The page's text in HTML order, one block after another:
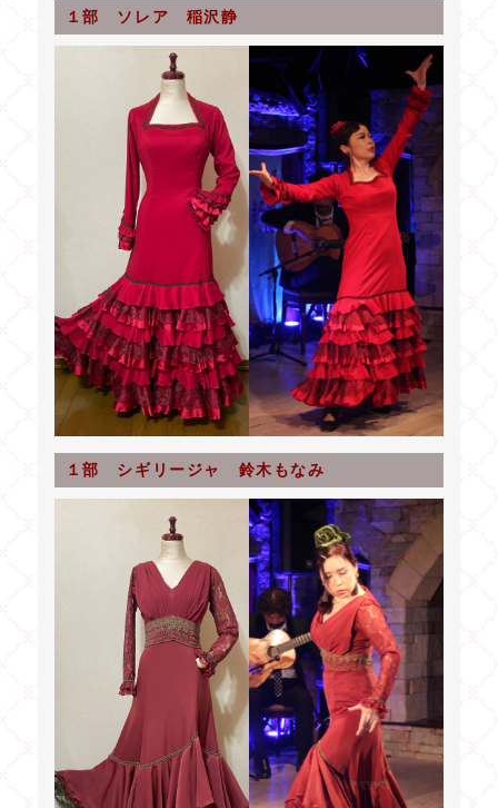
１部 ソレア 稲沢静
１部 シギリージャ 鈴木もなみ